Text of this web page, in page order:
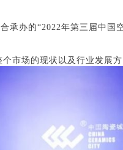
承办的“2022年第三届中
个市场的现状以及行业发展